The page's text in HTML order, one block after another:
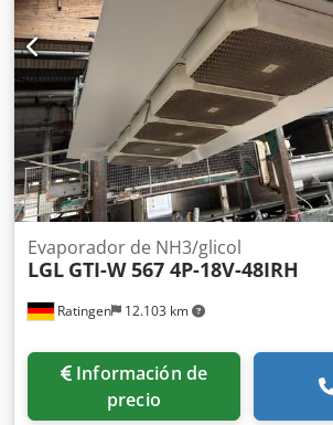
rpm, a través de reductor Flender
relación de reducción 10,29:1. Djdpjyh
Ratingen 12.103 km
Evaporador de NH3/glicol
LGL GTI-W 567 4P-18V-48IRH
Información de
precio